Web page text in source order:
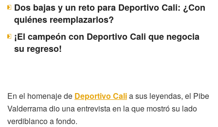
Dos bajas y un reto para Deportivo Cali: ¿Con
quiénes reemplazarlos?
¡El campeón con Deportivo Cali que negocia
su regreso!
En el homenaje de Deportivo Calia sus leyendas, el Pibe
Valderrama dio una entrevista en la que mostró su lado
verdiblanco a fondo.